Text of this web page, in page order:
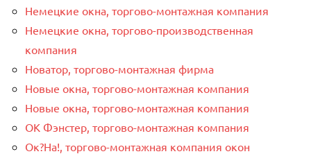
Немецкие окна, торгово-монтажная компания
Немецкие окна, торгово-производственная
компания
Новатор, торгово-монтажная фирма
Новые окна, торгово-монтажная компания
Новые окна, торгово-монтажная компания
ОК Фэнстер, торгово-монтажная компания
Ок?На!, торгово-монтажная компания окон